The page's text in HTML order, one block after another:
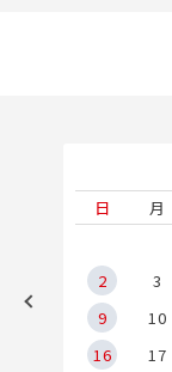
日
月
2
3
9
10
16
17